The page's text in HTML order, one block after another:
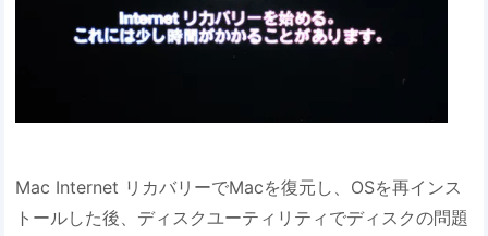
Mac Internet リカバリーでMacを復元し、OSを再インス
トールした後、ディスクユーティリティでディスクの問題